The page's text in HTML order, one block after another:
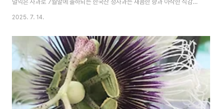
덜익은 사과로 7월말에 출하되는 한국산 청사과는 새콤한 향과 아삭한 식감이
돋보입니다. 겨울 사과에 비해 수분이 많고 당도는 낮지만, 그만큼 산뜻하고 청
며 다이어트사과로 인기가 많은 과일입니다🍏 산뜻한 새콤함, 여름 입맛에 딱
맞는 초록사과 과일 초록사과는 당도보다 산미가 더 도드라진 것이 특징입니
다. 이 산미가 여름철 무기력해진 입맛을 깨우는 데 효과적이다. 특히 땀을 많이
흘리는 여름철, 신맛은 침 분비를 촉진하고 소화를 도우며 몸속 수분 대사에도
긍정적인 영향을 줍니다. ..
2025. 7. 14.